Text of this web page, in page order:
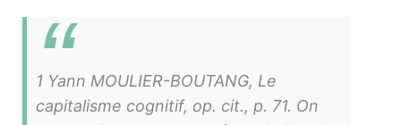
1 Yann MOULIER-BOUTANG, Le
capitalisme cognitif, op. cit., p. 71. On